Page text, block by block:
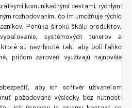
komunikačnými cestami, rýchlymi
rozhodovaním, čo im umožňuje rýchlo
Ponúka širokú škálu produktov,
systémových tunerov a
ktoré sú navrhnuté tak, aby boli ľahko
pričom zároveň využívajú najnovšie
aby ich softvér užívateľom
požadované výsledky bez nutnosti